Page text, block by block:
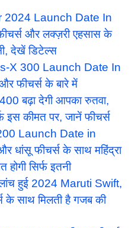
2024 Launch Date In
और लक्ज़री एहसास के
देखें डिटेल्स
X 300 Launch Date In
फीचर्स के बारे में
बढ़ा देगी आपका रुतवा,
कीमत पर, जानें फीचर्स
Launch Date in
धांसू फीचर्स के साथ महिंद्रा
सिर्फ इतनी
लांच हुई 2024 Maruti Swift,
के साथ मिलती है गजब की